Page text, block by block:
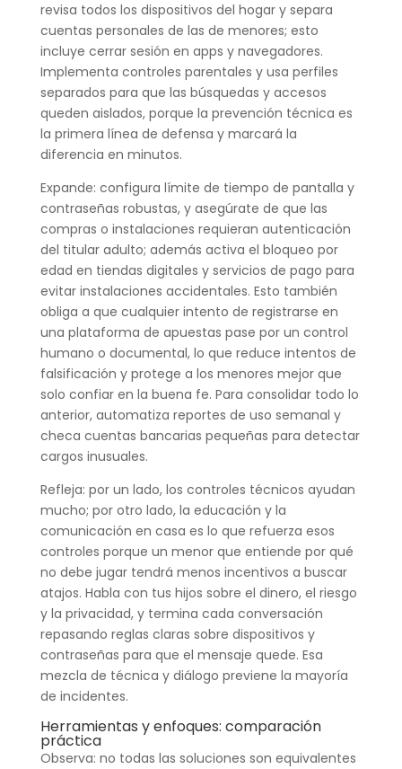
revisa todos los dispositivos del hogar y separa
cuentas personales de las de menores; esto
incluye cerrar sesión en apps y navegadores.
Implementa controles parentales y usa perfiles
separados para que las búsquedas y accesos
queden aislados, porque la prevención técnica es
la primera línea de defensa y marcará la
diferencia en minutos.
Expande: configura límite de tiempo de pantalla y
contraseñas robustas, y asegúrate de que las
compras o instalaciones requieran autenticación
del titular adulto; además activa el bloqueo por
edad en tiendas digitales y servicios de pago para
evitar instalaciones accidentales. Esto también
obliga a que cualquier intento de registrarse en
una plataforma de apuestas pase por un control
humano o documental, lo que reduce intentos de
falsificación y protege a los menores mejor que
solo confiar en la buena fe. Para consolidar todo lo
anterior, automatiza reportes de uso semanal y
checa cuentas bancarias pequeñas para detectar
cargos inusuales.
Refleja: por un lado, los controles técnicos ayudan
mucho; por otro lado, la educación y la
comunicación en casa es lo que refuerza esos
controles porque un menor que entiende por qué
no debe jugar tendrá menos incentivos a buscar
atajos. Habla con tus hijos sobre el dinero, el riesgo
y la privacidad, y termina cada conversación
repasando reglas claras sobre dispositivos y
contraseñas para que el mensaje quede. Esa
mezcla de técnica y diálogo previene la mayoría
de incidentes.
Herramientas y enfoques: comparación
práctica
Observa: no todas las soluciones son equivalentes